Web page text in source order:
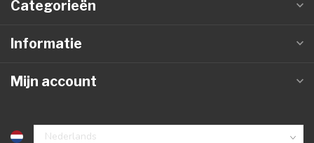
Categorieën
Informatie
Mijn account